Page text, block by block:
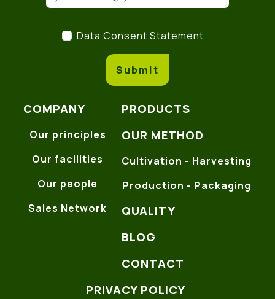
Data Consent Statement
Data Consent Statement
Submit
COMPANY
Our principles
Our facilities
Our people
Sales Network
PRODUCTS
OUR METHOD
Cultivation - Harvesting
Production - Packaging
QUALITY
BLOG
CONTACT
PRIVACY POLICY